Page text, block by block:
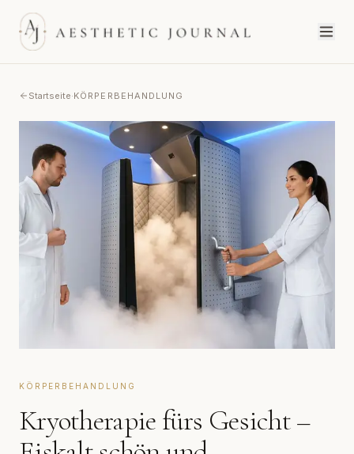
Startseite·KÖRPERBEHANDLUNG
KÖRPERBEHANDLUNG
Kryotherapie fürs Gesicht –